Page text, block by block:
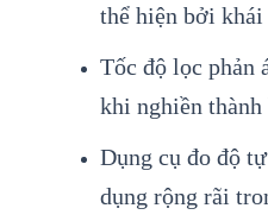
thể hiện bởi
Tốc độ lọc phản
khi nghiền
Dụng cụ đo độ
dụng rộng rãi